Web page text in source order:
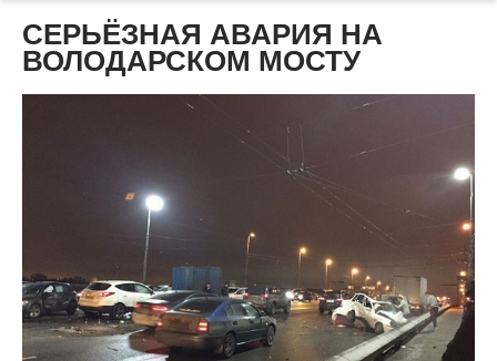
СЕРЬЁЗНАЯ АВАРИЯ НА
ВОЛОДАРСКОМ МОСТУ